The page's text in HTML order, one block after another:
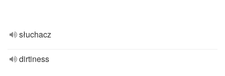
słuchacz
dirtiness